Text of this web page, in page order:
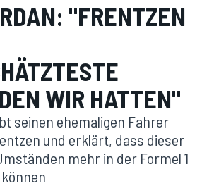
"FRENTZEN
WIR HATTEN"
seinen ehemaligen Fahrer
und erklärt, dass dieser
mehr in der Formel 1